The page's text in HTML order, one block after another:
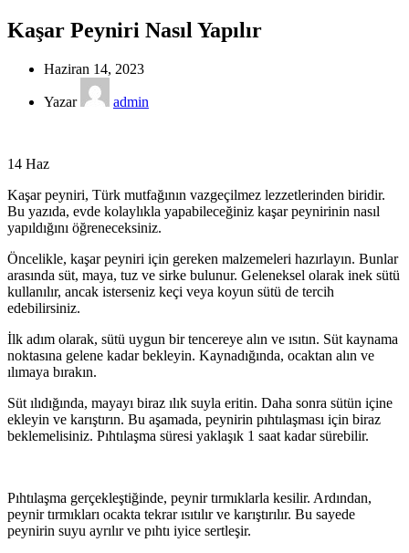
Kaşar Peyniri Nasıl Yapılır
Haziran 14, 2023
Yazar admin
14 Haz
Kaşar peyniri, Türk mutfağının vazgeçilmez lezzetlerinden biridir.
Bu yazıda, evde kolaylıkla yapabileceğiniz kaşar peynirinin nasıl
yapıldığını öğreneceksiniz.
Öncelikle, kaşar peyniri için gereken malzemeleri hazırlayın. Bunlar
arasında süt, maya, tuz ve sirke bulunur. Geleneksel olarak inek sütü
kullanılır, ancak isterseniz keçi veya koyun sütü de tercih
edebilirsiniz.
İlk adım olarak, sütü uygun bir tencereye alın ve ısıtın. Süt kaynama
noktasına gelene kadar bekleyin. Kaynadığında, ocaktan alın ve
ılımaya bırakın.
Süt ılıdığında, mayayı biraz ılık suyla eritin. Daha sonra sütün içine
ekleyin ve karıştırın. Bu aşamada, peynirin pıhtılaşması için biraz
beklemelisiniz. Pıhtılaşma süresi yaklaşık 1 saat kadar sürebilir.
Pıhtılaşma gerçekleştiğinde, peynir tırmıklarla kesilir. Ardından,
peynir tırmıkları ocakta tekrar ısıtılır ve karıştırılır. Bu sayede
peynirin suyu ayrılır ve pıhtı iyice sertleşir.